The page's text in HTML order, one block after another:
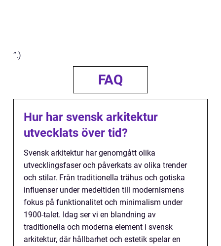
”.)
FAQ
Hur har svensk arkitektur
utvecklats över tid?
Svensk arkitektur har genomgått olika
utvecklingsfaser och påverkats av olika trender
och stilar. Från traditionella trähus och gotiska
influenser under medeltiden till modernismens
fokus på funktionalitet och minimalism under
1900-talet. Idag ser vi en blandning av
traditionella och moderna element i svensk
arkitektur, där hållbarhet och estetik spelar en